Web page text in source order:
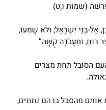
(שמות ו,ט)
אֶל-בְּנֵי יִשְׂרָאֵל; וְלֹא שָׁמְעוּ,
רוּחַ, וּמֵעֲבֹדָה קָשָׁה”
הסובל תחת מצרים
אותם מהסבל בו הם נתונים,